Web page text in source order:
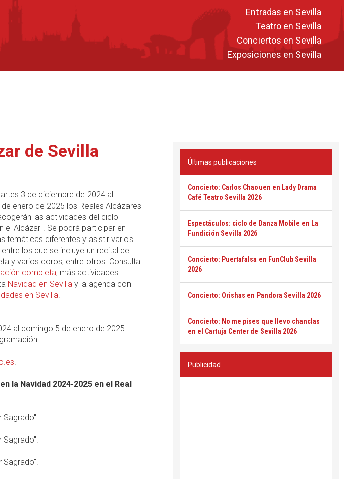
Entradas en Sevilla
Teatro en Sevilla
Conciertos en Sevilla
Exposiciones en Sevilla
de Sevilla
3 de diciembre de 2024 al
enero de 2025 los Reales Alcázares
las actividades del ciclo
el Alcázar". Se podrá participar en
temáticas diferentes y asistir varios
los que se incluye un recital de
y varios coros, entre otros. Consulta
completa, más actividades
Navidad en Sevillay la agenda con
en Sevilla.
al domingo 5 de enero de 2025.
.
la Navidad 2024-2025 en el Real
Sagrado".
Sagrado".
Sagrado".
Últimas publicaciones
Concierto: Carlos Chaouen en Lady Drama
Café Teatro Sevilla 2026
Espectáculos: ciclo de Danza Mobile en La
Fundición Sevilla 2026
Concierto: Puertafalsa en FunClub Sevilla
2026
Concierto: Orishas en Pandora Sevilla 2026
Concierto: No me pises que llevo chanclas
en el Cartuja Center de Sevilla 2026
Publicidad